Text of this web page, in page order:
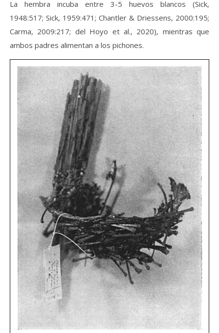
La hembra incuba entre 3-5 huevos blancos (Sick,
1948:517; Sick, 1959:471; Chantler & Driessens, 2000:195;
Carma, 2009:217; del Hoyo et al., 2020), mientras que
ambos padres alimentan a los pichones.